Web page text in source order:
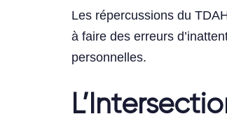
Les répercussions du
à faire des erreurs
personnelles.